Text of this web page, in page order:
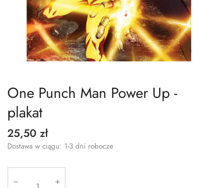
One Punch Man Power Up -
plakat
25,50 zł
Dostawa w ciągu: 1-3 dni robocze